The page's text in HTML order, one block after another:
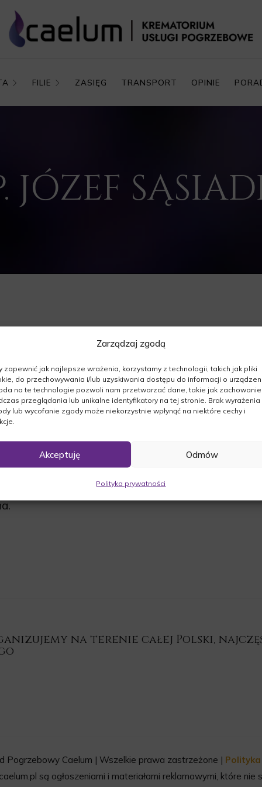
Zarządzaj zgodą
zapewnić jak najlepsze wrażenia, korzystamy z technologii, takich jak pliki
do przechowywania i/lub uzyskiwania dostępu do informacji o
na te technologie pozwoli nam przetwarzać dane, takie jak zachowanie
przeglądania lub unikalne identyfikatory na tej stronie. Brak wyrażenia
lub wycofanie zgody może niekorzystnie wpłynąć na niektóre cechy i
Akceptuję Odmów
Polityka prywatności
FILIE ZASIĘG TRANSPORT OPINIE
JÓZEF
Głębokim żalem zawiadamiamy, że dnia
o godz. 12:30 wspólną modlitwą
Następnie odbędzie się msza
zmarłego na cmentarz komunalny.
na terenie całej Polski,
Pogrzebowy Caelum | Wszelkie prawa zastrzeżone |
są ogłoszeniami i materiałami reklamowymi, które